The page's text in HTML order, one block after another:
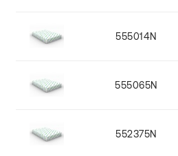
555014N
555065N
552375N